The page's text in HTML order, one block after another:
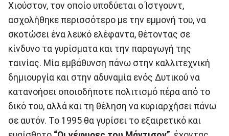
Χιούστον, τον οποίο υποδύεται ο Ίστγουντ,
ασχολήθηκε περισσότερο με την εμμονή του, να
σκοτώσει ένα λευκό ελέφαντα, θέτοντας σε
κίνδυνο τα γυρίσματα και την παραγωγή της
ταινίας. Μία εμβάθυνση πάνω στην καλλιτεχνική
δημιουργία και στην αδυναμία ενός Δυτικού να
κατανοήσει οποιοδήποτε πολιτισμό πέρα από το
δικό του, αλλά και τη θέληση να κυριαρχήσει πάνω
σε αυτόν. Το 1995 θα γυρίσει το εξαιρετικό και